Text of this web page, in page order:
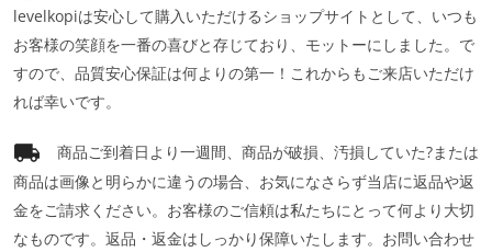
levelkopiは安心して購入いただけるショップサイトとして、いつも
お客様の笑顔を一番の喜びと存じており、モットーにしました。で
すので、品質安心保証は何よりの第一！これからもご来店いただけ
れば幸いです。
商品ご到着日より一週間、商品が破損、汚損していた?または
商品は画像と明らかに違うの場合、お気になさらず当店に返品や返
金をご請求ください。お客様のご信頼は私たちにとって何より大切
なものです。返品・返金はしっかり保障いたします。お問い合わせ